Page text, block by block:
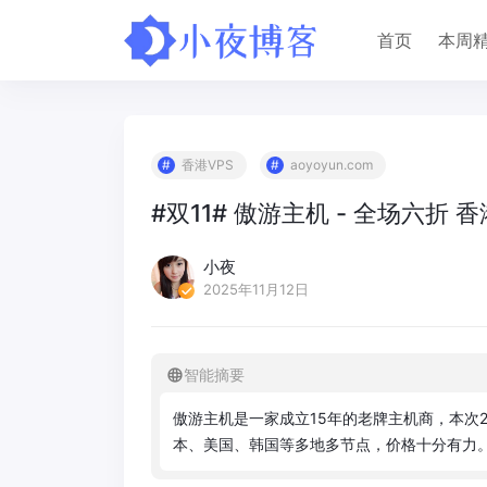
首页 本周
香港VPS aoyoyun.com
#双11# 傲游主机 - 全场六折
小夜
2025年11月12日
智能摘要
傲游主机是一家成立15年的老牌主机商 ， 本次2
本
美国 韩国等多地多节点 ， 价格十分有力